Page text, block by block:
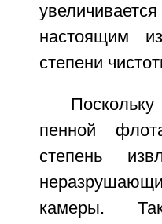
настоящим
степени
пенной
степень
камеры.